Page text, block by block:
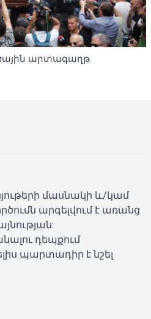
արտագաղթ
մասնակի և/կամ
արգելվում է առանց
դեպքում
պարտադիր է նշել